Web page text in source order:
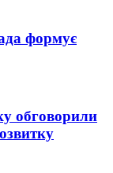
формує
обговорили